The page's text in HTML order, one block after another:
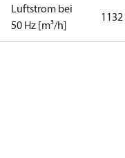
Luftstrom bei
50 Hz [m³/h]